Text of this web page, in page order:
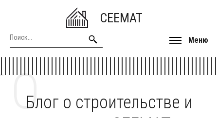
CEEMAT
Меню
Блог о строительстве и
О